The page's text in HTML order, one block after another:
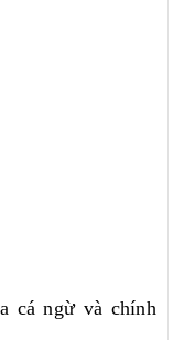
cá ngừ và chính